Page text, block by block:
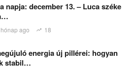
napja: december 13. – Luca széke
ago 18
energia új pillérei: hogyan
stabil…